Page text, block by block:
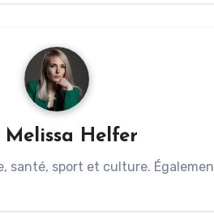
Melissa Helfer
sport et culture.